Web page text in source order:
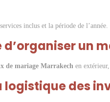
inclus et la période de
d’organiser un
de mariage Marrakech en
logistique des